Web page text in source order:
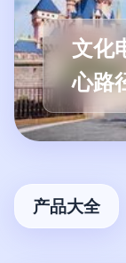
文化
心路
产品大全